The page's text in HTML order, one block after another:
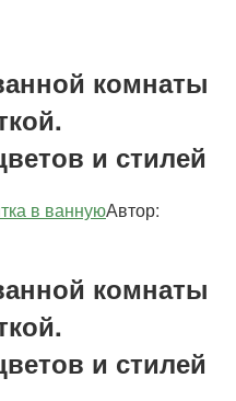
комнаты
и стилей
в ваннуюАвтор:
комнаты
и стилей